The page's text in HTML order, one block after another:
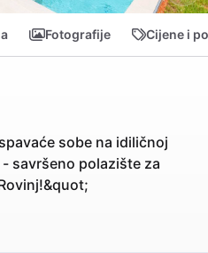
Fotografije Cijene i
sobe na idiličnoj
savršeno polazište za